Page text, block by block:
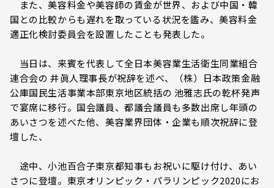
また、美容料金や美容師の賃金が世界、および中国・韓
国との比較からも遅れを取っている状況を鑑み、美容料金
適正化検討委員会を設置したことも発表した。
当日は、来賓を代表して全日本美容業生活衛生同業組合
連合会の 井眞人理事長が祝辞を述べ、（株）日本政策金融
公庫国民生活事業本部東京地区統括の 池雅志氏の乾杯発声
で宴席に移行。国会議員、都議会議員も多数出席し年頭の
あいさつを述べた他、美容業界団体・企業も順次祝辞に登
壇した、
途中、小池百合子東京都知事もお祝いに駆け付け、あい
さつに登壇。東京オリンピック・パラリンピック2020にお